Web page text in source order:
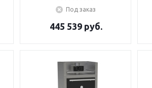
Под заказ
445 539 руб.